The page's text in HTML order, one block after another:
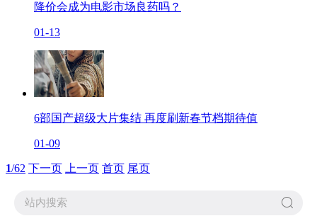
降价会成为电影市场良药吗？
01-13
6部国产超级大片集结 再度刷新春节档期待值
01-09
1/62 下一页 上一页 首页 尾页